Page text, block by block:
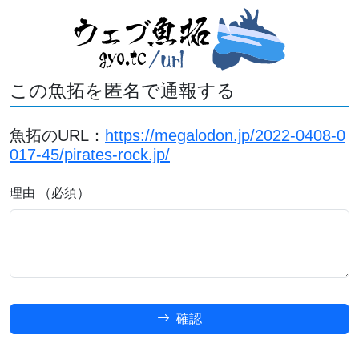
この魚拓を匿名で通報する
魚拓のURL： https://megalodon.jp/2022-0408-0
017-45/pirates-rock.jp/
理由 （必須）
確認